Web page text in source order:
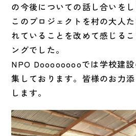
の今後についての話し合いをし
このプロジェクトを村の大人
れていることを改めて感じる
ングでした。
NPO Dooooooooでは学校建
集しております。皆様のお力
します。